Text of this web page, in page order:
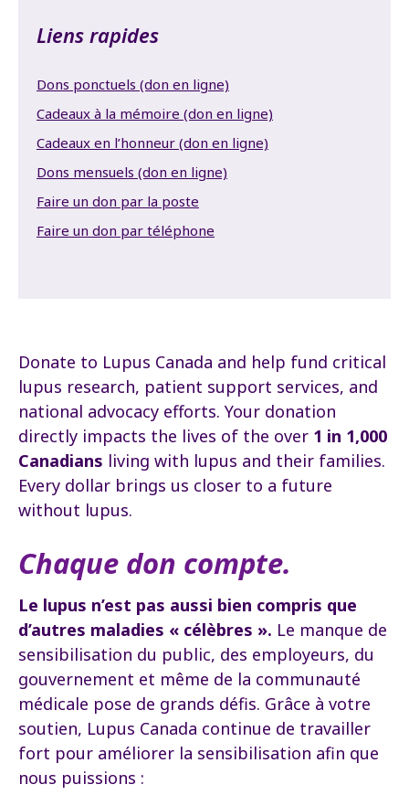
Liens rapides
Dons ponctuels (don en ligne)
Cadeaux à la mémoire (don en ligne)
Cadeaux en l’honneur (don en ligne)
Dons mensuels (don en ligne)
Faire un don par la poste
Faire un don par téléphone
Donate to Lupus Canada and help fund critical
lupus research, patient support services, and
national advocacy efforts. Your donation
directly impacts the lives of the over 1 in 1,000
Canadians living with lupus and their families.
Every dollar brings us closer to a future
without lupus.
Chaque don compte.
Le lupus n’est pas aussi bien compris que
d’autres maladies « célèbres ». Le manque de
sensibilisation du public, des employeurs, du
gouvernement et même de la communauté
médicale pose de grands défis. Grâce à votre
soutien, Lupus Canada continue de travailler
fort pour améliorer la sensibilisation afin que
nous puissions :